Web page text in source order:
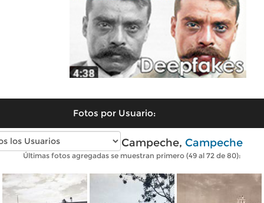
Fotos por Usuario:
Fotos antiguas de Campeche, Campeche
Últimas fotos agregadas se muestran primero (49 al 72 de 80):